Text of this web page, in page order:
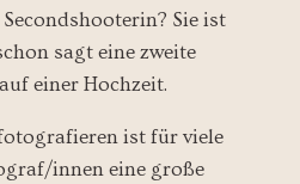
Sie ist
sagt eine zweite
einer Hochzeit.
ist für viele
innen eine große